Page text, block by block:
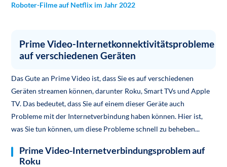
Roboter-Filme auf Netflix im Jahr 2022
Prime Video-Internetkonnektivitätsprobleme
auf verschiedenen Geräten
Das Gute an Prime Video ist, dass Sie es auf verschiedenen
Geräten streamen können, darunter Roku, Smart TVs und Apple
TV. Das bedeutet, dass Sie auf einem dieser Geräte auch
Probleme mit der Internetverbindung haben können. Hier ist,
was Sie tun können, um diese Probleme schnell zu beheben...
Prime Video-Internetverbindungsproblem auf
Roku